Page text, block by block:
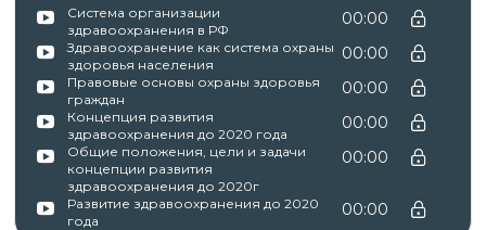
образование;
лица, получающие среднее
профессиональное и (или) высшее
образование.
Данная программа учитывает
профессиональные стандарты,
Система организации
здравоохранения в РФ
00:00
Здравоохранение как система охраны
здоровья населения
00:00
Правовые основы охраны здоровья
граждан
00:00
Концепция развития
здравоохранения до 2020 года
00:00
Общие положения, цели и задачи
концепции развития
здравоохранения до 2020г
00:00
Развитие здравоохранения до 2020
года
00:00